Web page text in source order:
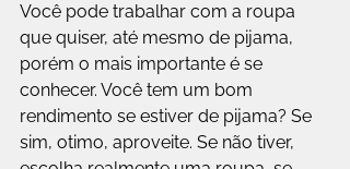
Você pode trabalhar com a roupa
que quiser, até mesmo de pijama,
porém o mais importante é se
conhecer. Você tem um bom
rendimento se estiver de pijama? Se
sim, otimo, aproveite. Se não tiver,